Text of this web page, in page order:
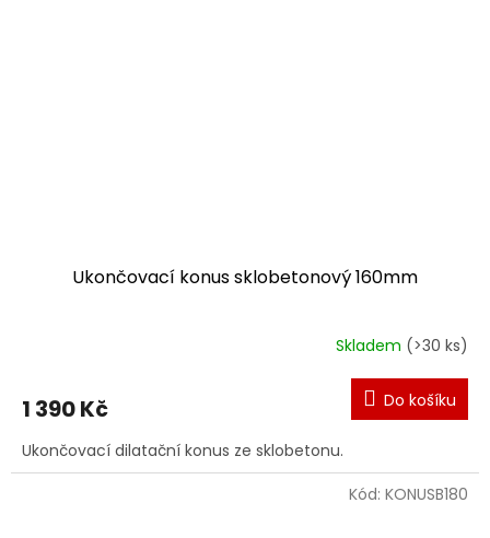
Ukončovací konus sklobetonový 160mm
Skladem (>30 ks)
1 390 Kč Do košíku
Ukončovací dilatační konus ze sklobetonu.
Kód: KONUSB180